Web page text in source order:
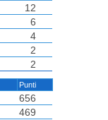
12
6
4
2
2
Punti
656
469